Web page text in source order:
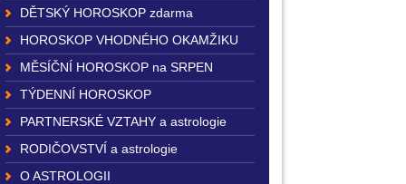
DĚTSKÝ HOROSKOP zdarma
HOROSKOP VHODNÉHO OKAMŽIKU
MĚSÍČNÍ HOROSKOP na SRPEN
TÝDENNÍ HOROSKOP
PARTNERSKÉ VZTAHY a astrologie
RODIČOVSTVÍ a astrologie
O ASTROLOGII